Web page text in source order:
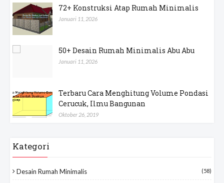
72+ Konstruksi Atap Rumah Minimalis
Januari 11, 2026
50+ Desain Rumah Minimalis Abu Abu
Januari 11, 2026
Terbaru Cara Menghitung Volume Pondasi
Cerucuk, Ilmu Bangunan
Oktober 26, 2019
Kategori
Desain Rumah Minimalis (58)